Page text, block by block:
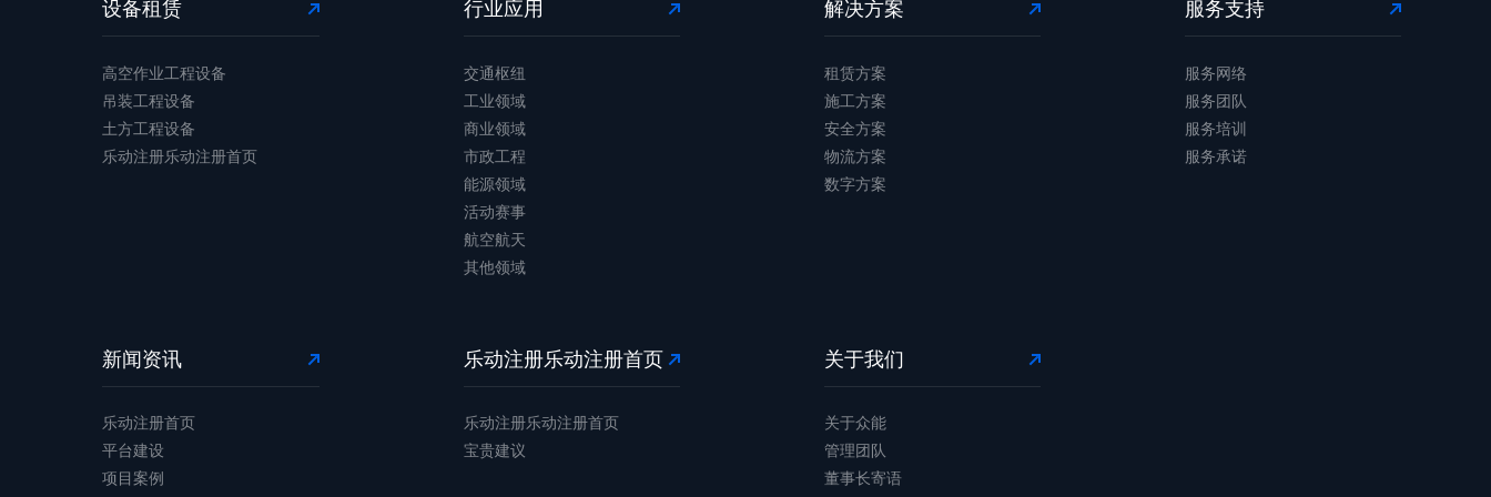
设备租赁
高空作业工程设备
吊装工程设备
土方工程设备
乐动注册乐动注册首页
行业应用
交通枢纽
工业领域
商业领域
市政工程
能源领域
活动赛事
航空航天
其他领域
解决方案
租赁方案
施工方案
安全方案
物流方案
数字方案
服务支持
服务网络
服务团队
服务培训
服务承诺
新闻资讯
乐动注册首页
平台建设
项目案例
乐动注册乐动注册首页
乐动注册乐动注册首页
宝贵建议
关于我们
关于众能
管理团队
董事长寄语